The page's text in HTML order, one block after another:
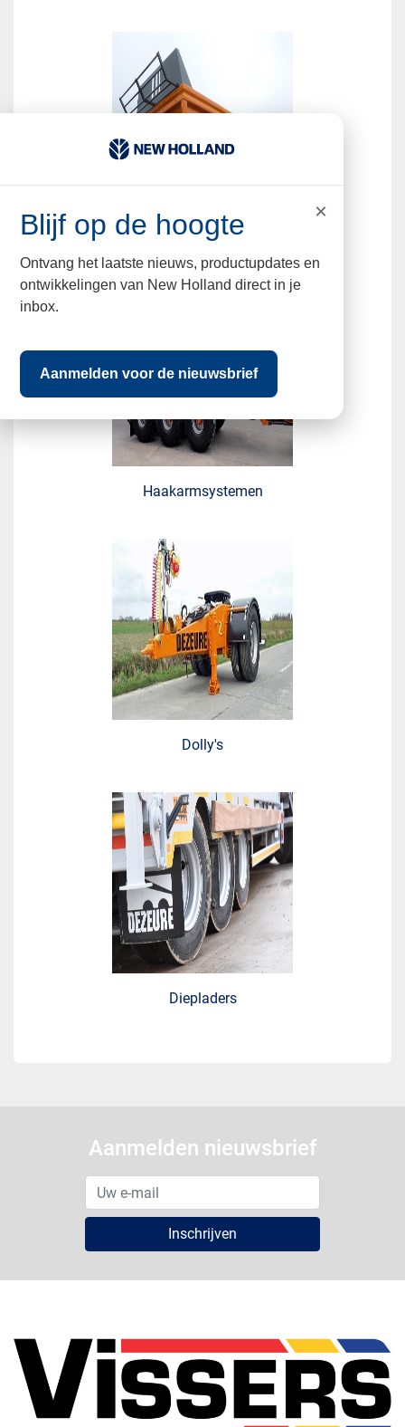
Grond dumpers
Haakarmsystemen
Dolly's
Diepladers
Aanmelden nieuwsbrief
Inschrijven
×
Blijf op de hoogte
Ontvang het laatste nieuws, productupdates en
ontwikkelingen van New Holland direct in je
inbox.
Aanmelden voor de nieuwsbrief